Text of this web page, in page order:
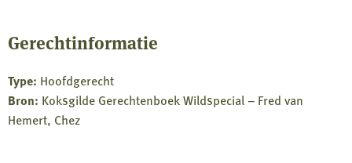
Gerechtinformatie
Type: Hoofdgerecht
Bron: Koksgilde Gerechtenboek Wildspecial – Fred van
Hemert, Chez